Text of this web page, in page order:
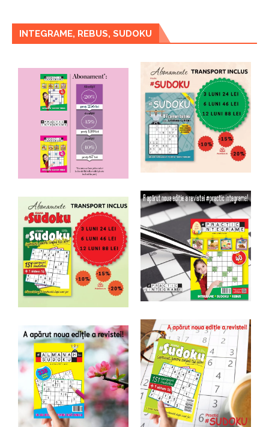
INTEGRAME, REBUS, SUDOKU